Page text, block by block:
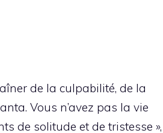
de la culpabilité, de la
Vous n’avez pas la vie
de solitude et de tristesse »,